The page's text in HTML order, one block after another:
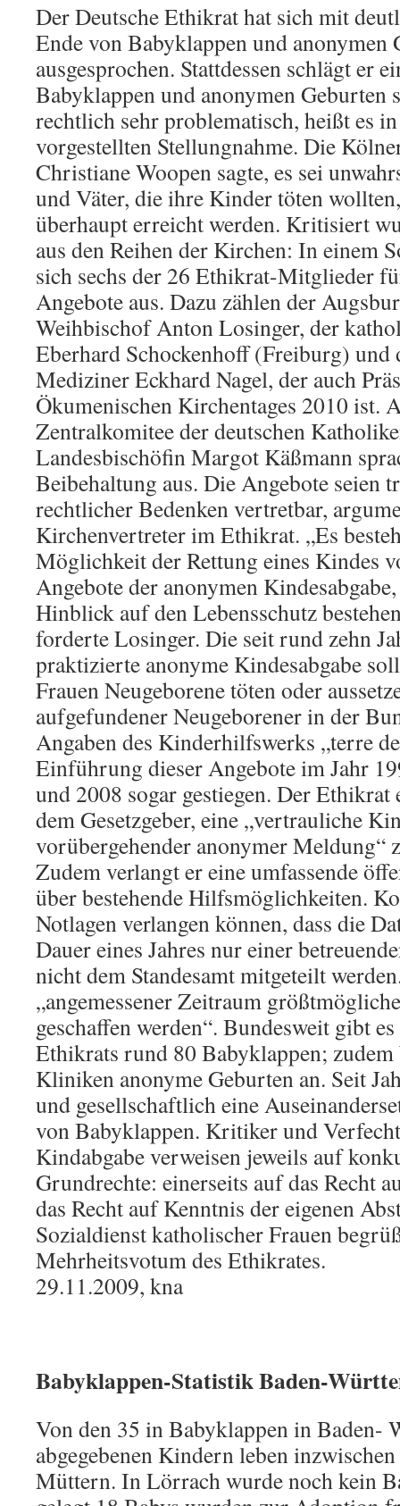
Der Deutsche Ethikrat hat sich mit
Ende von Babyklappen und anonymen
ausgesprochen. Stattdessen schlägt er
Babyklappen und anonymen Geburten
rechtlich sehr problematisch, heißt es
vorgestellten Stellungnahme. Die
Christiane Woopen sagte, es sei
und Väter, die ihre Kinder töten
überhaupt erreicht werden. Kritisiert
aus den Reihen der Kirchen: In einem
sich sechs der 26 Ethikrat-Mitglieder
Angebote aus. Dazu zählen der
Weihbischof Anton Losinger, der
Eberhard Schockenhoff (Freiburg) und
Mediziner Eckhard Nagel, der auch
Ökumenischen Kirchentages 2010 ist.
Zentralkomitee der deutschen
Landesbischöfin Margot Käßmann
Beibehaltung aus. Die Angebote seien
rechtlicher Bedenken vertretbar,
Kirchenvertreter im Ethikrat. „Es
Möglichkeit der Rettung eines Kindes
Angebote der anonymen
Hinblick auf den Lebensschutz
forderte Losinger. Die seit rund zehn
praktizierte anonyme Kindesabgabe
Frauen Neugeborene töten oder
aufgefundener Neugeborener in der
Angaben des Kinderhilfswerks „terre
Einführung dieser Angebote im Jahr
und 2008 sogar gestiegen. Der Ethikrat
dem Gesetzgeber, eine „vertrauliche
vorübergehender anonymer Meldung“
Zudem verlangt er eine umfassende
über bestehende Hilfsmöglichkeiten.
Notlagen verlangen können, dass die
Dauer eines Jahres nur einer
nicht dem Standesamt mitgeteilt
„angemessener Zeitraum
geschaffen werden“. Bundesweit gibt
Ethikrats rund 80 Babyklappen; zudem
Kliniken anonyme Geburten an. Seit
und gesellschaftlich eine
von Babyklappen. Kritiker und
Kindabgabe verweisen jeweils auf
Grundrechte: einerseits auf das Recht
das Recht auf Kenntnis der eigenen
Sozialdienst katholischer Frauen
Mehrheitsvotum des Ethikrates.
29.11.2009, kna
Babyklappen-Statistik Baden-
Von den 35 in Babyklappen in Baden-
abgegebenen Kindern leben
Müttern. In Lörrach wurde noch kein